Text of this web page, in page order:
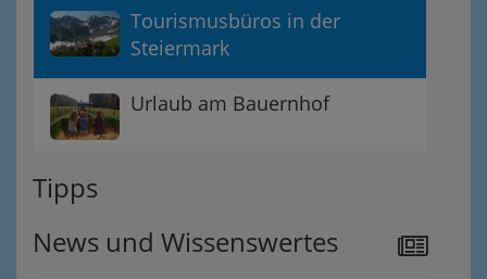
Tourismusbüros in der
Steiermark
Urlaub am Bauernhof
Tipps
News und Wissenswertes